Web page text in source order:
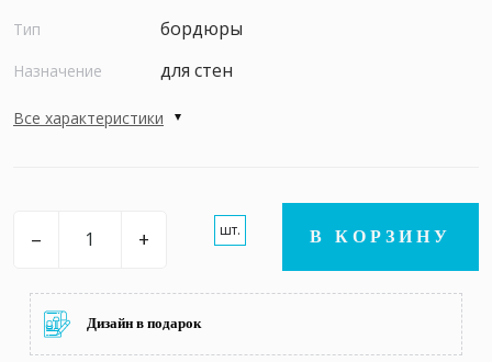
Тип бордюры
Назначение для стен
Все характеристики
– + шт. В КОРЗИНУ
Дизайн в подарок